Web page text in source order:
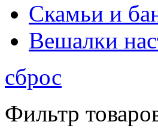
Скамьи и
Вешалки
сброс
Фильтр